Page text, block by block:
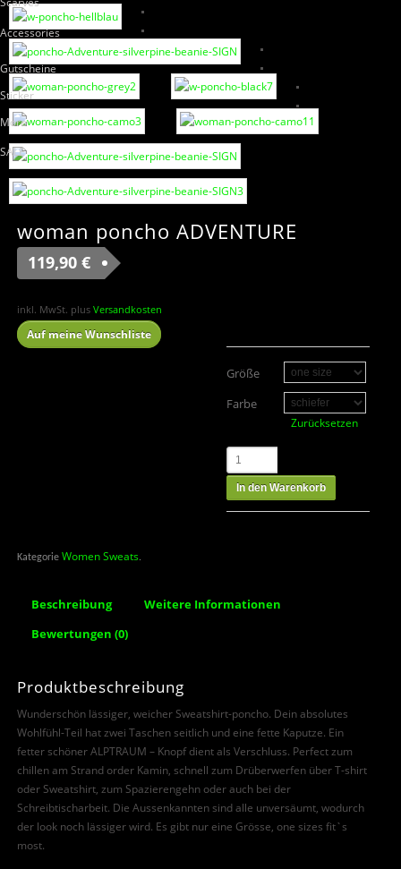
Accessories
Gutscheine
Sticker
More
SALE
woman poncho ADVENTURE
119,90 €
inkl. MwSt. plus Versandkosten
Größe
Farbe
Zurücksetzen
In den Warenkorb
Auf meine Wunschliste
Kategorie Women Sweats.
Beschreibung
Weitere Informationen
Bewertungen (0)
Produktbeschreibung
Wunderschön lässiger, weicher Sweatshirt-poncho. Dein absolutes
Wohlfühl-Teil hat zwei Taschen seitlich und eine fette Kaputze. Ein
fetter schöner ALPTRAUM – Knopf dient als Verschluss. Perfect zum
chillen am Strand order Kamin, schnell zum Drüberwerfen über T-shirt
oder Sweatshirt, zum Spazierengehn oder auch bei der
Schreibtischarbeit. Die Aussenkannten sind alle unversäumt, wodurch
der look noch lässiger wird. Es gibt nur eine Grösse, one sizes fit`s
most.